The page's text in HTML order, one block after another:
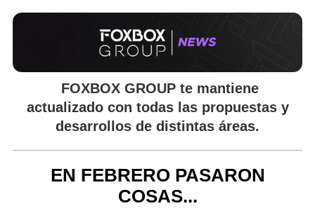
FOXBOX GROUPte mantiene
actualizado con todas las propuestas y
desarrollos de distintas áreas.
EN FEBRERO PASARON
COSAS...